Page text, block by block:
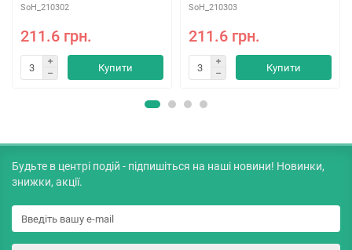
SoH_210302
211.6 грн.
Купити
SoH_210303
211.6 грн.
Купити
Будьте в центрі подій - підпишіться на наші новини! Новинки,
знижки, акції.